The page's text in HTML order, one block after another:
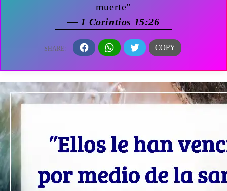
muerte”
— 1 Corintios 15:26